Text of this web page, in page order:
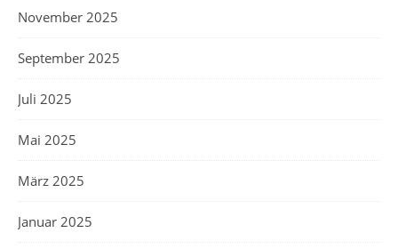
November 2025
September 2025
Juli 2025
Mai 2025
März 2025
Januar 2025